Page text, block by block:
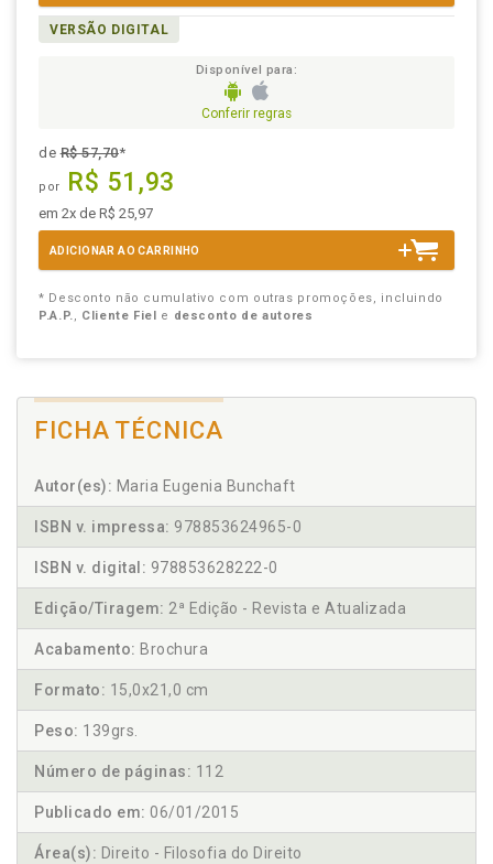
VERSÃO DIGITAL
Disponível para:
Conferir regras
deR$ 57,70*
por R$ 51,93
em 2x de R$ 25,97
ADICIONAR AO CARRINHO
* Desconto não cumulativo com outras promoções, incluindo
P.A.P., Cliente Fiel e desconto de autores
FICHA TÉCNICA
Autor(es): Maria Eugenia Bunchaft
ISBN v. impressa: 978853624965-0
ISBN v. digital: 978853628222-0
Edição/Tiragem: 2ª Edição - Revista e Atualizada
Acabamento: Brochura
Formato: 15,0x21,0 cm
Peso: 139grs.
Número de páginas: 112
Publicado em: 06/01/2015
Área(s): Direito - Filosofia do Direito